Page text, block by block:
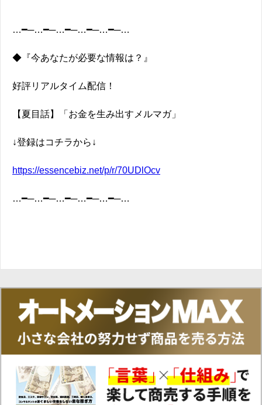
…━─…━─…━─…━─…━─…
◆『今あなたが必要な情報は？』
好評リアルタイム配信！
【夏目話】「お金を生み出すメルマガ」
↓登録はコチラから↓
https://essencebiz.net/p/r/70UDlOcv
…━─…━─…━─…━─…━─…